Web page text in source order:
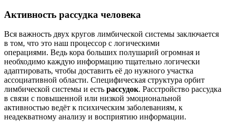
Активность рассудка человека
Вся важность двух кругов лимбической системы заключается
в том, что это наш процессор с логическими
операциями. Ведь кора больших полушарий огромная и
необходимо каждую информацию тщательно логически
адаптировать, чтобы доставить её до нужного участка
ассоциативной области. Специфическая структура орбит
лимбической системы и есть рассудок. Расстройство рассудка
в связи с повышенной или низкой эмоциональной
активностью ведёт к психическим заболеваниям, к
неадекватному анализу и восприятию информации.